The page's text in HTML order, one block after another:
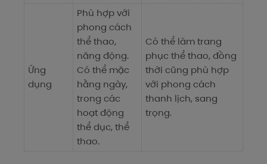
Ứng
dụng
Phù hợp với
phong cách
thể thao,
năng động.
Có thể mặc
hằng ngày,
trong các
hoạt động
thể dục, thể
thao.
Có thể làm trang
phục thể thao, đồng
thời cũng phù hợp
với phong cách
thanh lịch, sang
trọng.